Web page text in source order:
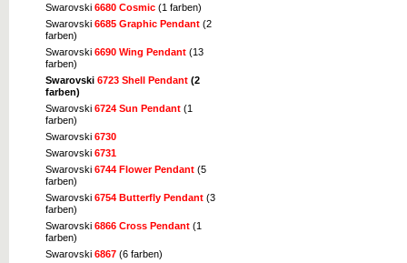
Swarovski 6680 Cosmic (1 farben)
Swarovski 6685 Graphic Pendant (2
farben)
Swarovski 6690 Wing Pendant (13
farben)
Swarovski 6723 Shell Pendant (2
farben)
Swarovski 6724 Sun Pendant (1
farben)
Swarovski 6730
Swarovski 6731
Swarovski 6744 Flower Pendant (5
farben)
Swarovski 6754 Butterfly Pendant (3
farben)
Swarovski 6866 Cross Pendant (1
farben)
Swarovski 6867 (6 farben)